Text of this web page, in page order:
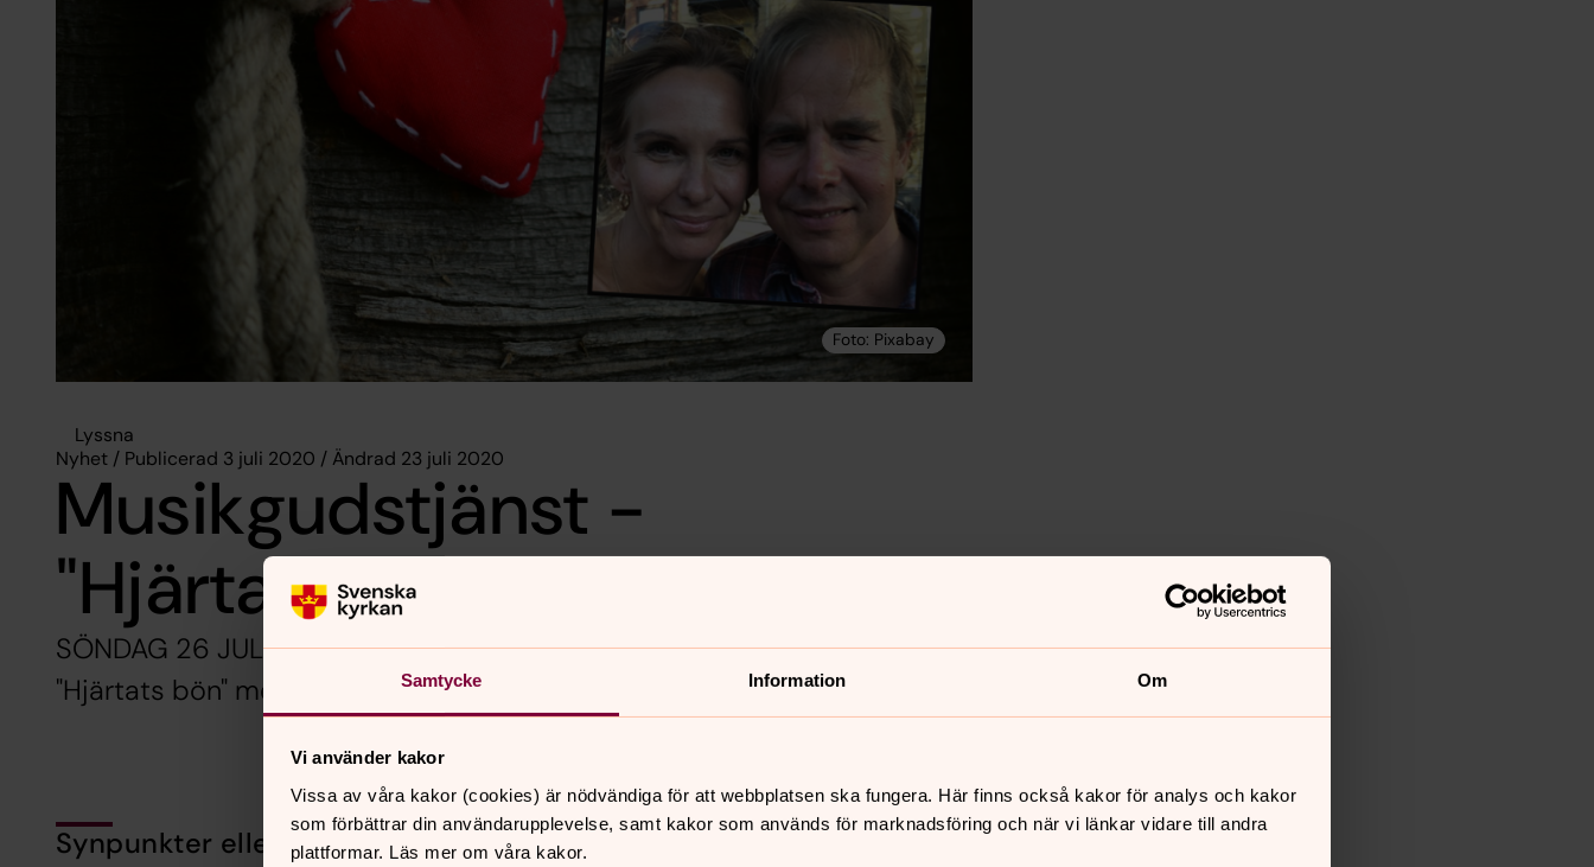
Samtycke Information Om
Vi använder kakor
Vissa av våra kakor (cookies) är nödvändiga för att webbplatsen ska fungera. Här finns också kakor för analys och kakor
som förbättrar din användarupplevelse, samt kakor som används för marknadsföring och när vi länkar vidare till andra
plattformar. Läs mer om våra kakor.
Lyssna
Nyhet / Publicerad 3 juli 2020 / Ändrad 23 juli 2020
Musikgudstjänst -
"Hjärtats bön"
SÖNDAG 26 JULI 18.00 i Nora kyrka. Musikgudstjänst på temat
"Hjärtats bön" med Cecilia Jansdotter och Christian Josefsson.
Synpunkter eller frågor på sidans innehåll?